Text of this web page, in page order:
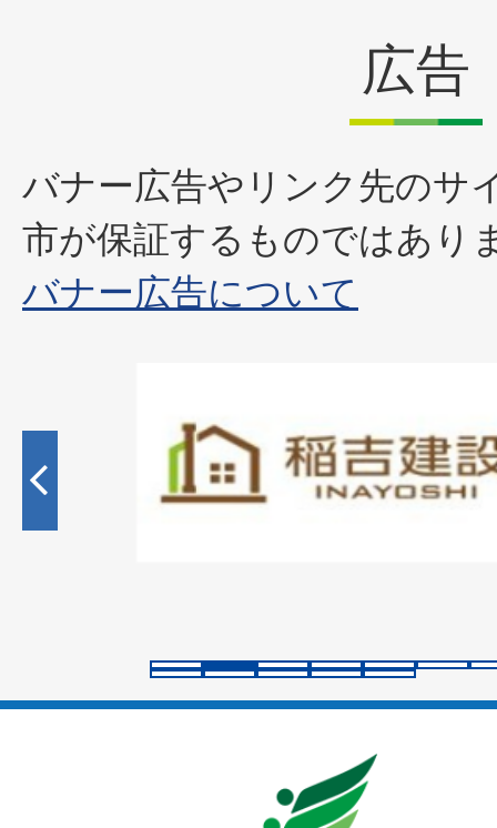
広告
バナー広告やリンク先のサ
市が保証するものではあり
バナー広告について
枚
目
ラ
イ